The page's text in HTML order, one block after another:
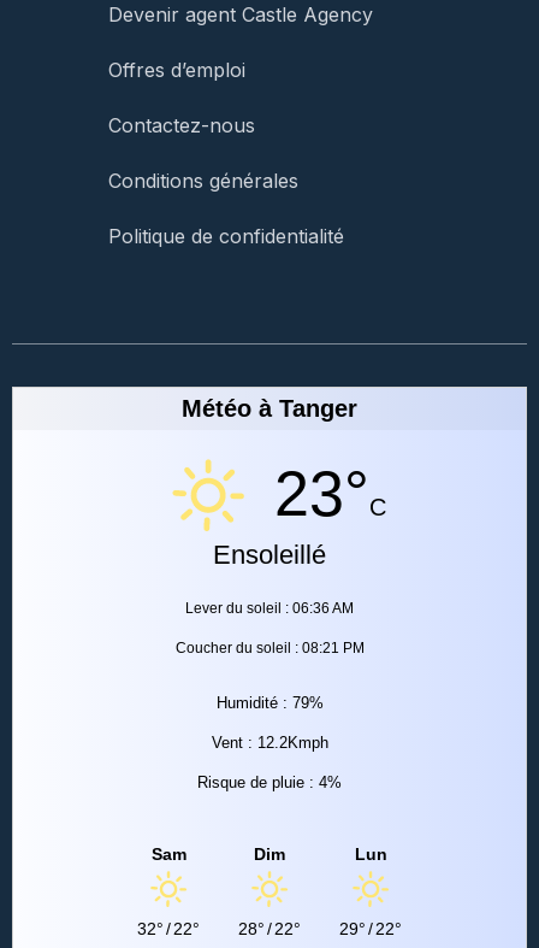
Devenir agent Castle Agency
Offres d’emploi
Contactez-nous
Conditions générales
Politique de confidentialité
Météo à Tanger
23°C
Ensoleillé
Lever du soleil : 06:36 AM
Coucher du soleil : 08:21 PM
Humidité : 79%
Vent : 12.2Kmph
Risque de pluie : 4%
Sam
32°/22°
Dim
28°/22°
Lun
29°/22°